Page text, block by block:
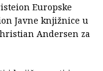
Europske
Javne knjižnice u
Andersen za